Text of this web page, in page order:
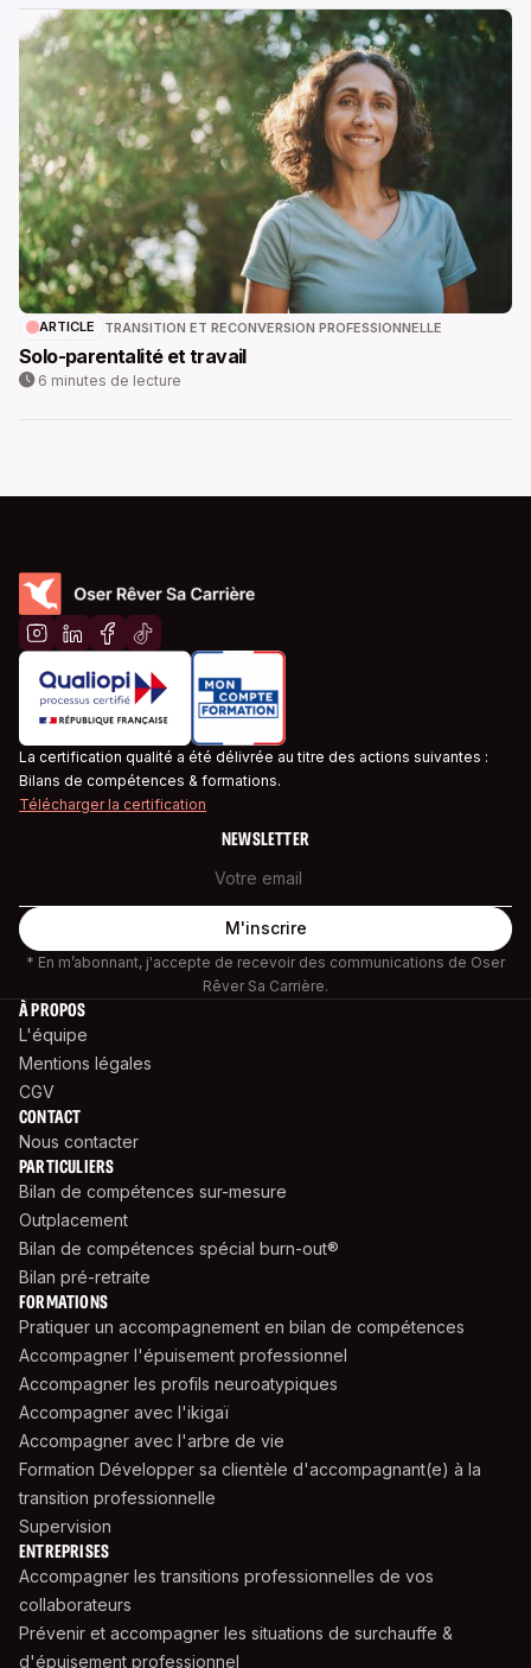
ARTICLE TRANSITION ET RECONVERSION PROFESSIONNELLE
Solo-parentalité et travail
6 minutes de lecture
La certification qualité a été délivrée au titre des actions suivantes :
Bilans de compétences & formations.
Télécharger la certification
NEWSLETTER
* En m’abonnant, j'accepte de recevoir des communications de Oser
Rêver Sa Carrière.
À PROPOS
L'équipe
Mentions légales
CGV
CONTACT
Nous contacter
PARTICULIERS
Bilan de compétences sur-mesure
Outplacement
Bilan de compétences spécial burn-out®
Bilan pré-retraite
FORMATIONS
Pratiquer un accompagnement en bilan de compétences
Accompagner l'épuisement professionnel
Accompagner les profils neuroatypiques
Accompagner avec l'ikigaï
Accompagner avec l'arbre de vie
Formation Développer sa clientèle d'accompagnant(e) à la
transition professionnelle
Supervision
ENTREPRISES
Accompagner les transitions professionnelles de vos
collaborateurs
Prévenir et accompagner les situations de surchauffe &
d'épuisement professionnel